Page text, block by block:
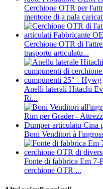
Cerchione OTR per
mentone di a pala
Cerchione OTR di
trasportu articulatu...
Anelli laterali Hitachi
Ri...
Boni Venditori à
Fonte di fabbrica Em 7-
cerchione OTR ...